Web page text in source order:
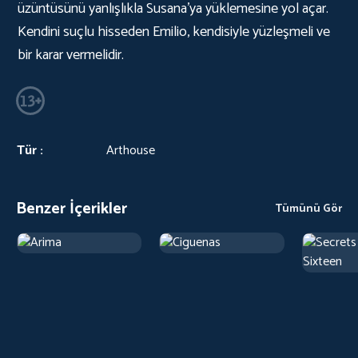
üzüntüsünü yanlışlıkla Susana'ya yüklemesine yol açar.
Kendini suçlu hisseden Emilio, kendisiyle yüzleşmeli ve
bir karar vermelidir.
Tür : Arthouse
Benzer İçerikler Tümünü Gör